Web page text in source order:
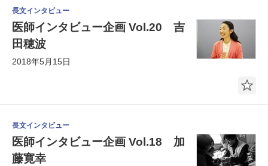
長文インタビュー
医師インタビュー企画 Vol.20 吉
田穂波
2018年5月15日
長文インタビュー
医師インタビュー企画 Vol.18 加
藤寛幸